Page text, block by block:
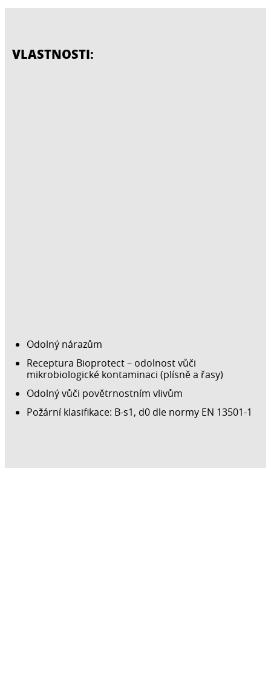
VLASTNOSTI:
Odolný nárazům
Receptura Bioprotect – odolnost vůči
mikrobiologické kontaminaci (plísně a řasy)
Odolný vůči povětrnostním vlivům
Požární klasifikace: B-s1, d0 dle normy EN 13501-1